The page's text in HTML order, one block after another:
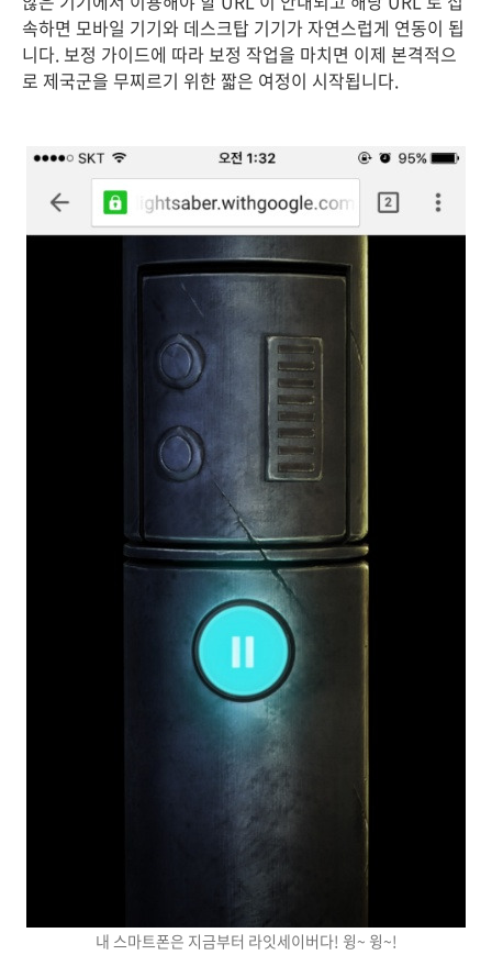
속하면 모바일 기기와 데스크탑 기기가 자연스럽게 연동이 됩
니다. 보정 가이드에 따라 보정 작업을 마치면 이제 본격적으
로 제국군을 무찌르기 위한 짧은 여정이 시작됩니다.
내 스마트폰은 지금부터 라잇세이버다! 윙~ 윙~!